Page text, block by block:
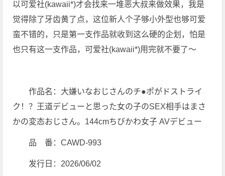
以可爱社(kawaii*)才会找来一堆恶大叔来做效果，我是
觉得除了牙齿黄了点，这位新人个子够小外型也够可爱
蛮不错的，只是第一支作品就收到这么硬的企划，怕是
也只有这一支作品，可爱社(kawaii*)用完就不要了～
作品名：大嫌いなおじさんのチ●ポがドストライ
ク！？王道デビューと思った女の子のSEX相手はまさ
かの変态おじさん。144cmちびかわ女子 AVデビュー
品 番：CAWD-993
发行日：2026/06/02